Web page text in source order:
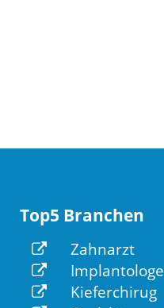
Top5 Branchen
Zahnarzt
Implantologe
Kieferchirug